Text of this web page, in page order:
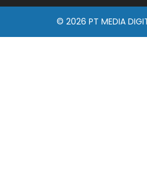
© 2026 PT MEDIA